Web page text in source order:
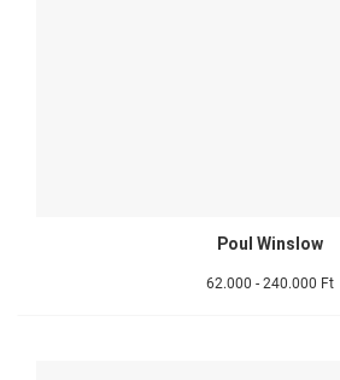
Poul Winslow
62.000 - 240.000 Ft